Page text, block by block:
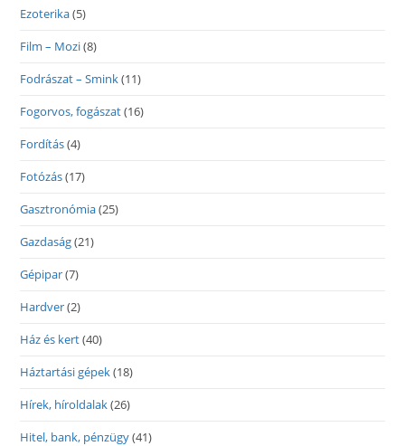
Ezoterika(5)
Film – Mozi(8)
Fodrászat – Smink(11)
Fogorvos, fogászat(16)
Fordítás(4)
Fotózás(17)
Gasztronómia(25)
Gazdaság(21)
Gépipar(7)
Hardver(2)
Ház és kert(40)
Háztartási gépek(18)
Hírek, híroldalak(26)
Hitel, bank, pénzügy(41)